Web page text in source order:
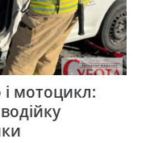
і мотоцикл: